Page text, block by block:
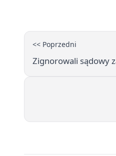
<< Poprzedni
Zignorowali sądowy